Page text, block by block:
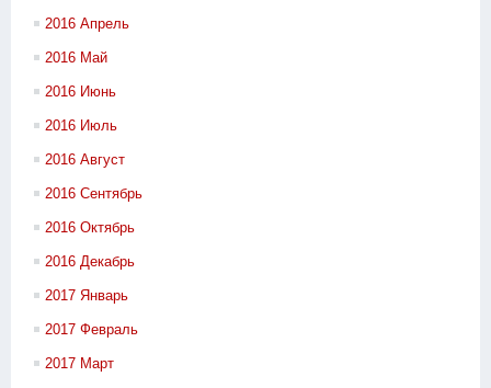
2016 Апрель
2016 Май
2016 Июнь
2016 Июль
2016 Август
2016 Сентябрь
2016 Октябрь
2016 Декабрь
2017 Январь
2017 Февраль
2017 Март